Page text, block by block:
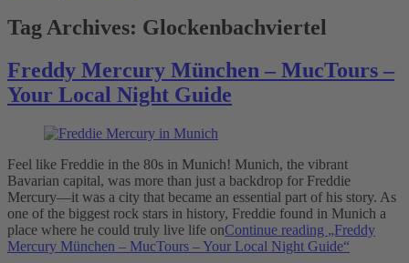
Tag Archives: Glockenbachviertel
Freddy Mercury München – MucTours –
Your Local Night Guide
Feel like Freddie in the 80s in Munich! Munich, the vibrant
Bavarian capital, was more than just a backdrop for Freddie
Mercury—it was a city that became an essential part of his story. As
one of the biggest rock stars in history, Freddie found in Munich a
place where he could truly live life onContinue reading „Freddy
Mercury München – MucTours – Your Local Night Guide“